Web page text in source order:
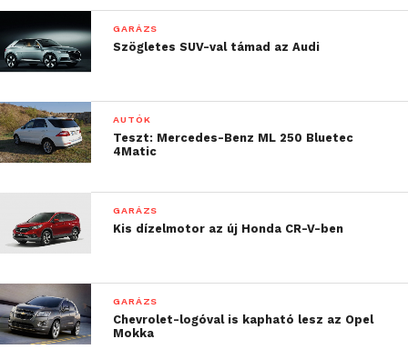
GARÁZS
Szögletes SUV-val támad az Audi
AUTÓK
Teszt: Mercedes-Benz ML 250 Bluetec
4Matic
GARÁZS
Kis dízelmotor az új Honda CR-V-ben
GARÁZS
Chevrolet-logóval is kapható lesz az Opel
Mokka